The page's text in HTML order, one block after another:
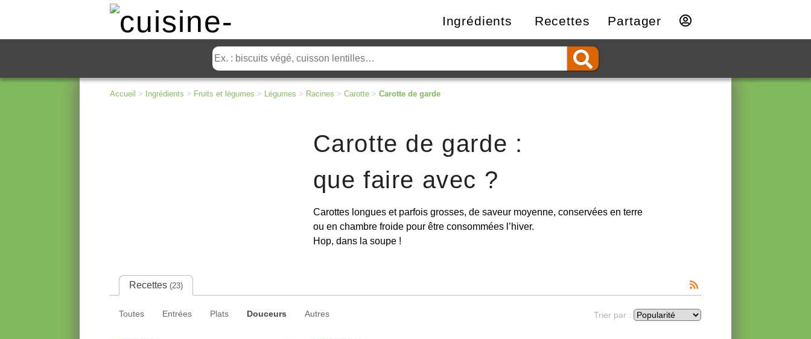
Ingrédients Recettes Partager
Accueil > Ingrédients > Fruits et légumes > Légumes > Racines > Carotte > Carotte de garde
Carotte de garde :
que faire avec ?
Carottes longues et parfois grosses, de saveur moyenne, conservées en terre
ou en chambre froide pour être consommées l’hiver.
Hop, dans la soupe !
Recettes (23)
Toutes Entrées Plats Douceurs Autres Trier par :